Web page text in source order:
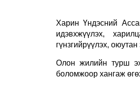
Харин Үндэсний
идэвхжүүлэх,
гүнзгийрүүлэх,
Олон жилийн турш
боломжоор хангаж